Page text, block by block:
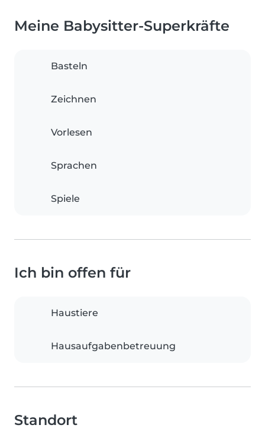
Meine Babysitter-Superkräfte
Basteln
Zeichnen
Vorlesen
Sprachen
Spiele
Ich bin offen für
Haustiere
Hausaufgabenbetreuung
Standort